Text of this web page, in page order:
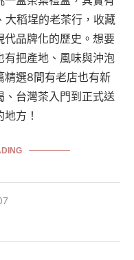
大稻埕的老茶行，收藏
代品牌化的歷史。想要
把產地、風味與沖泡
精選8間有老店也有新
台灣茶入門到正式送
方！